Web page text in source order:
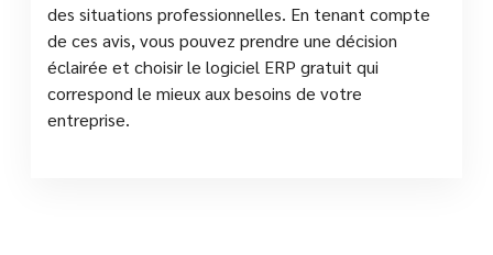
des situations professionnelles. En tenant compte
de ces avis, vous pouvez prendre une décision
éclairée et choisir le logiciel ERP gratuit qui
correspond le mieux aux besoins de votre
entreprise.